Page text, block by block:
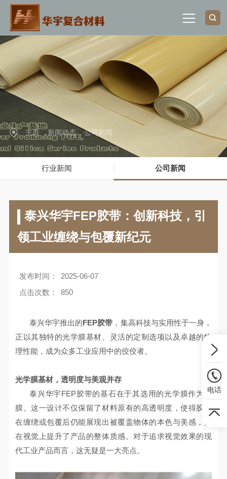
网站首页
关于我们
产品中心
行业应用
新闻动态
主页> 新闻动态>公司新闻
行业新闻 公司新闻
泰兴华宇FEP胶带：创新科技，引
领工业缠绕与包覆新纪元
发布时间：
2025-06-07
点击次数：
850
泰兴华宇推出的FEP胶带 ，集高科技与实用性于一身，
正以其独特的光学膜基材、灵活的定制选项以及卓越的物
理性能，成为众多工业应用中的佼佼者。
光学膜基材，透明度与美观并存
泰兴华宇FEP胶带的基石在于其选用的光学膜作为基
膜。这一设计不仅保留了材料原有的高透明度，使得胶带
在缠绕或包覆后仍能展现出被覆盖物体的本色与美感，更
在视觉上提升了产品的整体质感。对于追求视觉效果的现
代工业产品而言，这无疑是一大亮点。
电话